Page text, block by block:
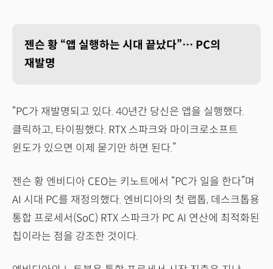
젠슨 황 “앱 실행하는 시대 끝났다”… PC의
재발명
“PC가 재발명되고 있다. 40년간 당신은 앱을 실행했다.
클릭하고, 타이핑했다. RTX 스파크와 마이크로소프트
윈도가 있으면 이제 묻기만 하면 된다.”
젠슨 황 엔비디아 CEO는 키노트에서 “PC가 일을 한다”며
AI 시대 PC를 재정의했다. 엔비디아의 첫 랩톱, 데스크톱용
통합 프로세서(SoC) RTX 스파크가 PC AI 연산에 최적화된
칩이라는 점을 강조한 것이다.